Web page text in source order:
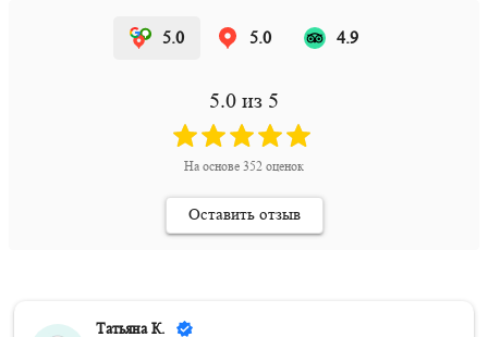
5.0 5.0 4.9
5.0 из 5
На основе 352 оценок
Оставить отзыв
Татьяна К.